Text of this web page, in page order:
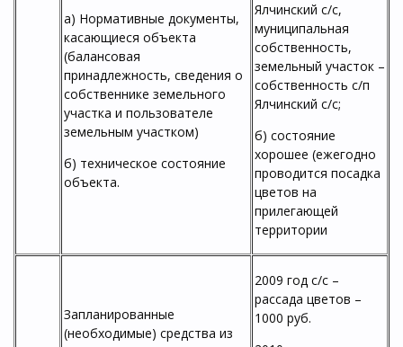
а) Нормативные документы,
касающиеся объекта
(балансовая
принадлежность, сведения о
собственнике земельного
участка и пользователе
земельным участком)
б) техническое состояние
объекта.
Ялчинский с/с,
муниципальная
собственность,
земельный участок –
собственность с/п
Ялчинский с/с;
б) состояние
хорошее (ежегодно
проводится посадка
цветов на
прилегающей
территории
Запланированные
(необходимые) средства из
2009 год с/с –
рассада цветов –
1000 руб.